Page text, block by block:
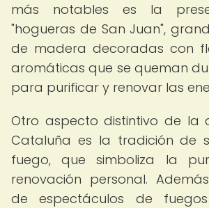
más notables es la
"hogueras de San Juan",
de madera decoradas con
aromáticas que se queman
para purificar y renovar las
Otro aspecto distintivo de la
Cataluña es la tradición de
fuego, que simboliza la
renovación personal.
de espectáculos de